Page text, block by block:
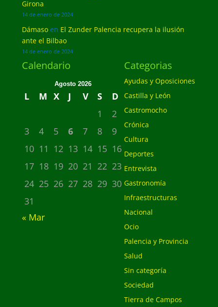
Girona
14 de enero de 2024
Dámasoen El Zunder Palencia recupera la ilusión
ante el Bilbao
14 de enero de 2024
Calendario
Agosto 2026
L M X J V S
D
1
2
3
4 5 6 7 8
9
10 11 12 13 14 15 16
17 18 19 20 21 22 23
24 25 26 27 28 29 30
31
« Mar
Categorias
Ayudas y Oposiciones
Castilla y León
Castromocho
Crónica
Cultura
Deportes
Entrevista
Gastronomía
Infraestructuras
Nacional
Ocio
Palencia y Provincia
Salud
Sin categoría
Sociedad
Tierra de Campos